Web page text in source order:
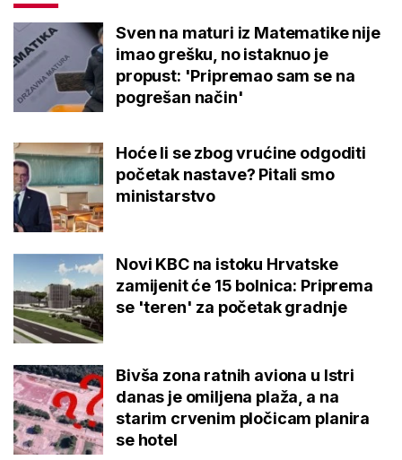
Sven na maturi iz Matematike nije
imao grešku, no istaknuo je
propust: 'Pripremao sam se na
pogrešan način'
Hoće li se zbog vrućine odgoditi
početak nastave? Pitali smo
ministarstvo
Novi KBC na istoku Hrvatske
zamijenit će 15 bolnica: Priprema
se 'teren' za početak gradnje
Bivša zona ratnih aviona u Istri
danas je omiljena plaža, a na
starim crvenim pločicam planira
se hotel